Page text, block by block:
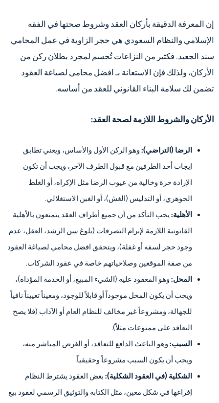
إن المعرفة الدقيقة بأركان العقد وشروط صحتها في الفقه
الإسلامي والنظام السعودي هي حجر الزاوية في عمل المحامي
سند الجعيد. فكثير من النزاعات تُحسم لمجرد بطلان ركن من
الأركان، ولذلك فإن الاستعانة بـ افضل محامي لصياغة العقود
تضمن لك سلامة البناء القانوني للعقد من أساسه.
الأركان والشروط اللازمة لصحة العقد:
الرضا (التراضي): وهو الركن الأول والأساس، ويعني تطابق
إيجاب أحد الطرفين مع قبول الطرف الآخر، ويجب أن تكون
الإرادة حرة وخالية من عيوب الرضا مثل الإكراه، أو الغلط
الجوهري، أو التدليس (الغش)، أو الغبن الاستغلالي.
الأهلية: يجب التأكد من أن جميع أطراف العقد يتمتعون بالأهلية
القانونية اللازمة لإبرام التصرفات (بلوغ سن الرشد، العقل، عدم
وجود حجر لسفه أو غفلة)، ويتحقق افضل محامي لصياغة العقود
من صفة الموقعين وصلاحياتهم خاصة في عقود الشركات.
المحل: وهو المعقود عليه (الشيء المبيع، أو الخدمة المؤداة)،
ويجب أن يكون المحل موجوداً أو قابلاً للوجود، ومعيناً تعييناً نافياً
للجهالة، ومشروعاً غير مخالف للنظام العام أو الآداب (فلا يصح
التعاقد على ممنوعات مثلاً).
السبب: وهو الباعث الدافع للتعاقد، أو الغرض المباشر منه،
ويجب أن يكون السبب مشروعاً وحقيقياً.
الشكلية (في العقود الشكلية): بعض العقود يشترط النظام
إفراغها في شكل معين، مثل الكتابة والتوثيق الرسمي لعقود بيع